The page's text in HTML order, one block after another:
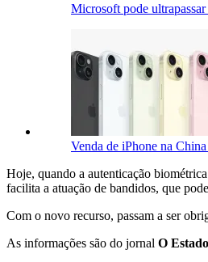
Microsoft pode
Venda de iPhone na
Hoje, quando a autenticação
facilita a atuação de bandidos, que
Com o novo recurso, passam a ser
As informações são do jornal O